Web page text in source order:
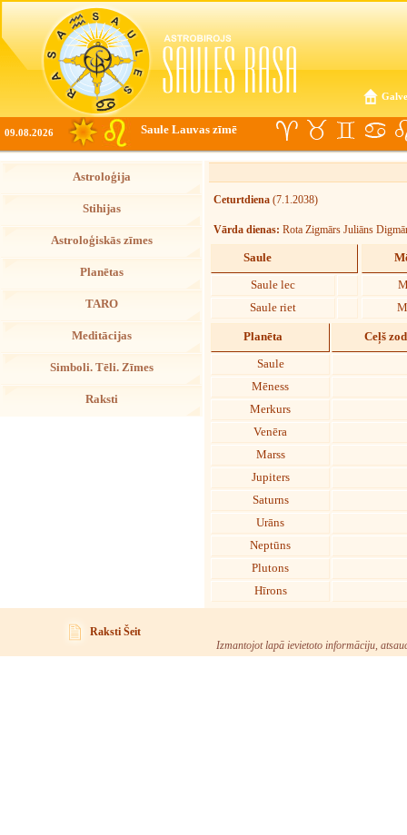
09.08.2026 Saule Lauvas zīmē
Astroloģija
Stihijas
Astroloģiskās zīmes
Planētas
TARO
Meditācijas
Simboli. Tēli. Zīmes
Raksti
Ceturtdiena (7.1.2038)
Vārda dienas: Rota Zigmārs Juliāns
Saule
Saule lec
Saule riet
Planēta Ceļš
Saule
Mēness
Merkurs
Venēra
Marss
Jupiters
Saturns
Urāns
Neptūns
Plutons
Hīrons
Raksti Šeit
Izmantojot lapā ievietoto informāciju,